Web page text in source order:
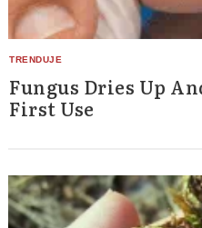
Fungus Dries Up
First Use